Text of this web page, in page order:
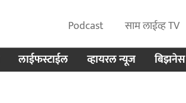
Podcast साम लाईव्ह TV
लाईफस्टाईल व्हायरल न्यूज बिझनेस